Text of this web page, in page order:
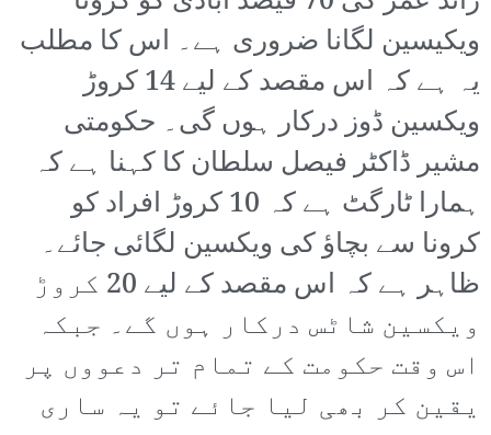
ویکیسین لگانا ضروری ہے۔ اس کا مطلب
یہ ہے کہ اس مقصد کے لیے 14 کروڑ
ویکسین ڈوز درکار ہوں گی۔ حکومتی
مشیر ڈاکٹر فیصل سلطان کا کہنا ہے کہ
ہمارا ٹارگٹ ہے کہ 10 کروڑ افراد کو
کرونا سے بچاؤ کی ویکسین لگائی جائے۔
ظاہر ہے کہ اس مقصد کے لیے 20 کروڑ
ویکسین شاٹس درکار ہوں گے۔ جبکہ
اس وقت حکومت کے تمام تر دعووں پر
یقین کر بھی لیا جائے تو یہ ساری